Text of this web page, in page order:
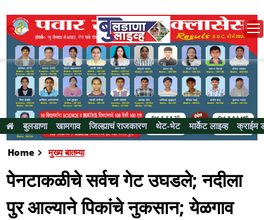
बुलडाणा खामगाव जिल्ह्याचं राजकारण थेट-भेट मार्केट लाइव्ह क्राईम
Home मुख्य बातम्या
पेनटाकळीचे सर्वच गेट उघडले; नदीला
पुर आल्याने पिकांचे नुकसान; येळगाव